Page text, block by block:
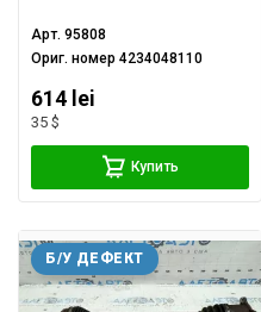
Арт.95808
Ориг. номер4234048110
614 lei
35 $
Купить
Б/У ДЕФЕКТ